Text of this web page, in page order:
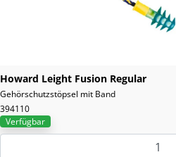
Howard Leight Fusion Regular
Gehörschutzstöpsel mit Band
394110
Verfügbar